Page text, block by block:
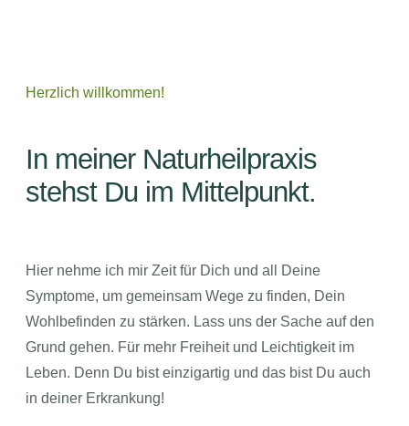
Herzlich willkommen!
In meiner Naturheilpraxis
stehst Du im Mittelpunkt.
Hier nehme ich mir Zeit für Dich und all Deine
Symptome, um gemeinsam Wege zu finden, Dein
Wohlbefinden zu stärken. Lass uns der Sache auf den
Grund gehen. Für mehr Freiheit und Leichtigkeit im
Leben. Denn Du bist einzigartig und das bist Du auch
in deiner Erkrankung!